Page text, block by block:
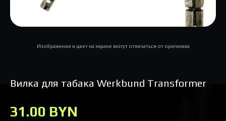
Изображение и цвет на экране могут отличаться от оригинала
Вилка для табака Werkbund Transformer
31.00 BYN